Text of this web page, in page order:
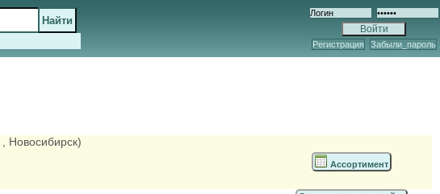
Регистрация Забыли_пароль
, Новосибирск)
Ассортимент